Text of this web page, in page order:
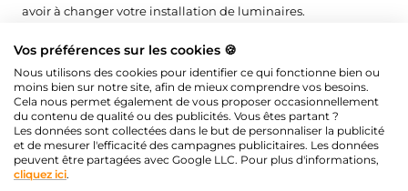
avoir à changer votre installation de luminaires.
Comment choisir son spot extra plat ?
Les spots LED extra plats proposés sur silamp.fr se déclinent
en plusieurs formes. Pour créer votre éclairage par spot LED,
vous n’avez que l’embarras du choix.
Bien que le downlight LED soit d’une esthétique sobre et
minimaliste, son apparence est très importante. Ce n’est
Vos préférences sur les cookies 🍪
Nous utilisons des cookies pour identifier ce qui fonctionne bien ou
moins bien sur notre site, afin de mieux comprendre vos besoins.
Cela nous permet également de vous proposer occasionnellement
du contenu de qualité ou des publicités. Vous êtes partant ?
Les données sont collectées dans le but de personnaliser la publicité
et de mesurer l'efficacité des campagnes publicitaires. Les données
peuvent être partagées avec Google LLC. Pour plus d'informations,
cliquez ici.